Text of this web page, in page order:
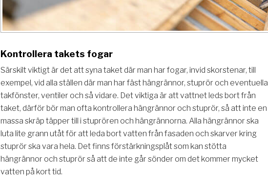
Kontrollera takets fogar
Särskilt viktigt är det att syna taket där man har fogar, invid skorstenar, till
exempel, vid alla ställen där man har fäst hängrännor, stuprör och eventuella
takfönster, ventiler och så vidare. Det viktiga är att vattnet leds bort från
taket, därför bör man ofta kontrollera hängrännor och stuprör, så att inte en
massa skräp täpper till i stuprören och hängrännorna. Alla hängrännor ska
luta lite grann utåt för att leda bort vatten från fasaden och skarver kring
stuprör ska vara hela. Det finns förstärkningsplåt som kan stötta
hängrännor och stuprör så att de inte går sönder om det kommer mycket
vatten på kort tid.